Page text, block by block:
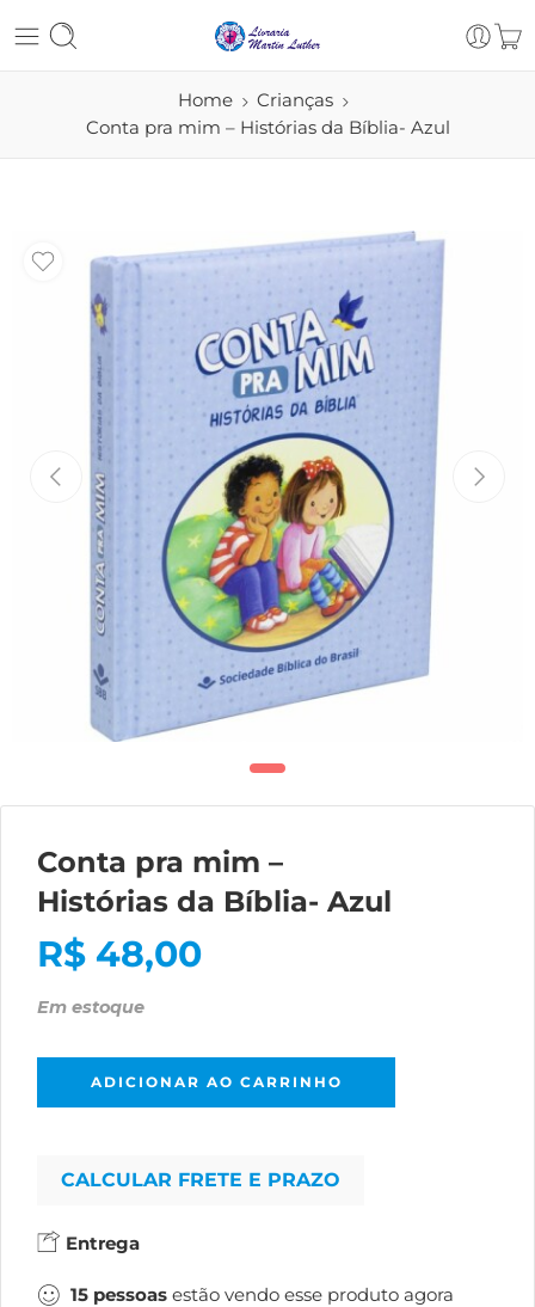
Home
Crianças
Conta pra mim – Histórias da Bíblia- Azul
Conta pra mim –
Histórias da Bíblia- Azul
R$ 48,00
Em estoque
ADICIONAR AO CARRINHO
CALCULAR FRETE E PRAZO
Entrega
15 pessoas estão vendo esse produto agora